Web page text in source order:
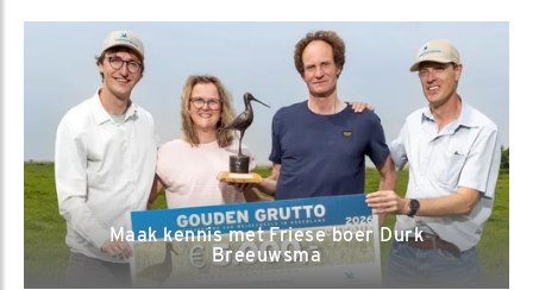
Maak kennis met Friese boer Durk
Breeuwsma
Maak